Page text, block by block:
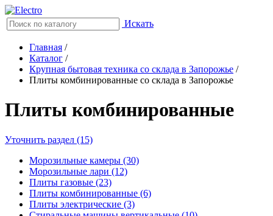
Искать
Главная /
Каталог /
Крупная бытовая техника со склада в Запорожье /
Плиты комбинированные со склада в Запорожье
Плиты комбинированные
Уточнить раздел (15)
Морозильные камеры (30)
Морозильные лари (12)
Плиты газовые (23)
Плиты комбинированные (6)
Плиты электрические (3)